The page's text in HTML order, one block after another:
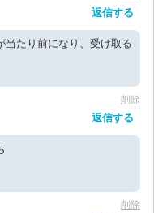
返信する
当たり前になり、受け取る
削除
返信する
削除